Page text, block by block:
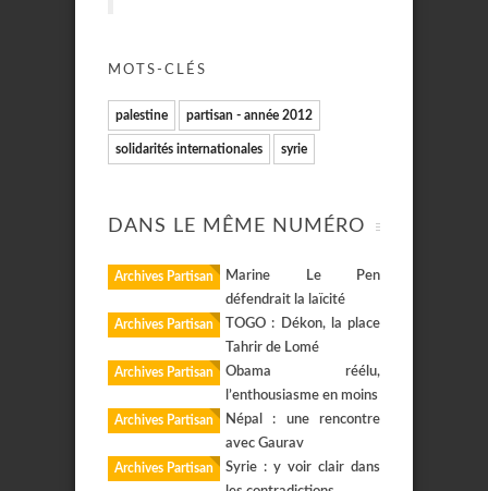
MOTS-CLÉS
palestine partisan - année 2012
solidarités internationales syrie
DANS LE MÊME NUMÉRO
Archives Partisan
Marine Le Pen
défendrait la laïcité
Archives Partisan
TOGO : Dékon, la place
Tahrir de Lomé
Archives Partisan
Obama réélu,
l’enthousiasme en moins
Archives Partisan
Népal : une rencontre
avec Gaurav
Archives Partisan
Syrie : y voir clair dans